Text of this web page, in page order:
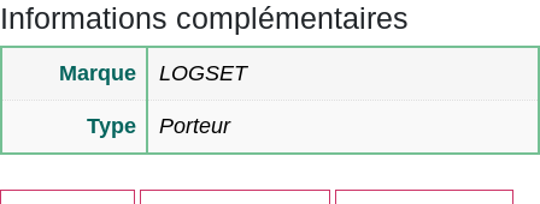
Informations complémentaires
Marque LOGSET
Type Porteur